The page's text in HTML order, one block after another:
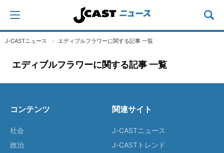
J-CASTニュース エディブルフラワーに関する記事 一覧
エディブルフラワーに関する記事 一覧
コンテンツ
社会
政治
関連サイト
J-CASTニュース
J-CASTトレンド